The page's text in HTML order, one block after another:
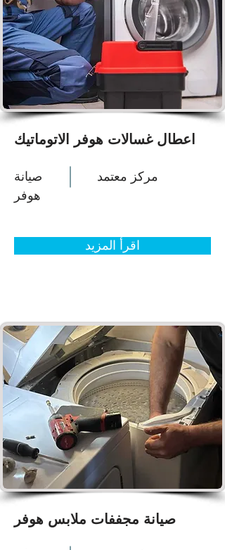
اعطال غسالات هوفر الاتوماتيك
صيانة
هوفر
مركز معتمد
اقرأ المزيد
صيانة مجففات ملابس هوفر